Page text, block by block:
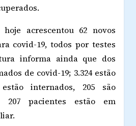
acrescentou 62 novos
covid-19, todos por testes
informa ainda que dos
de covid-19; 3.324 estão
internados, 205 são
207 pacientes estão em